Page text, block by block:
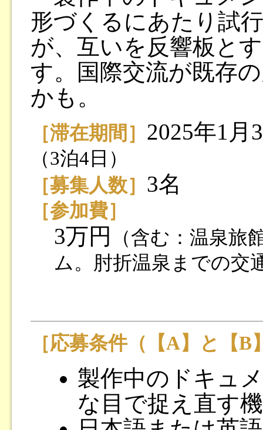
形づくるにあたり試
が、互いを反響板と
す。国際交流が既存
かも。
［滞在期間］ 2025年1月
（3泊4日）
［募集人数］ 3名
［参加費］
3万円
（含む：温泉旅
ム。肘折温泉までの交
［応募条件（【A】と【B
製作中のドキュ
な目で捉え直す